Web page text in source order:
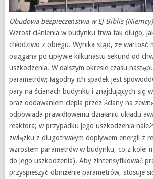
Obudowa bezpieczeństwa w EJ Biblis (Niemcy)
Wzrost ciśnienia w budynku trwa tak długo,
chłodziwo z obiegu. Wynika stąd, że wartość
osiągana po upływie kilkunastu sekund od
uszkodzenia. W dalszym okresie czasu
parametrów; łagodny ich spadek jest
pary na ścianach budynku i znajdujących się
oraz oddawaniem ciepła przez ściany na
odpowiada prawidłowemu działaniu układu
reaktora; w przypadku jego uszkodzenia
związku z długotrwałym dopływem energii z
wzrostem parametrów w budynku, co z kolei
do jego uszkodzenia). Aby zintensyfikować
przyspieszyć obniżenie parametrów, stosuje